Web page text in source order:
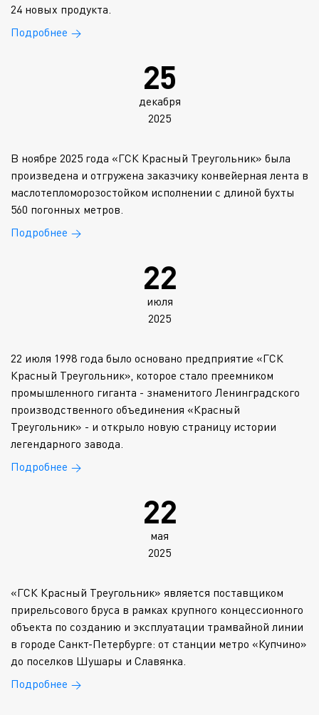
24 новых продукта.
Подробнее →
25
декабря
2025
В ноябре 2025 года «ГСК Красный Треугольник» была
произведена и отгружена заказчику конвейерная лента в
маслотепломорозостойком исполнении с длиной бухты
560 погонных метров.
Подробнее →
22
июля
2025
22 июля 1998 года было основано предприятие «ГСК
Красный Треугольник», которое стало преемником
промышленного гиганта - знаменитого Ленинградского
производственного объединения «Красный
Треугольник» - и открыло новую страницу истории
легендарного завода.
Подробнее →
22
мая
2025
«ГСК Красный Треугольник» является поставщиком
прирельсового бруса в рамках крупного концессионного
объекта по созданию и эксплуатации трамвайной линии
в городе Санкт-Петербурге: от станции метро «Купчино»
до поселков Шушары и Славянка.
Подробнее →